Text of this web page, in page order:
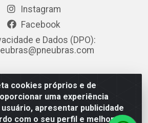
cookies próprios e de
uma experiência
apresentar publicidade
com o seu perfil e melhorar a
Instagram
Facebook
e Dados (DPO):
101, KM 82 - Prazeres, Jaboatão dos
54.335-000 - CNPJ 08.678.386/0001-05
Comércio de Pneus Ltda